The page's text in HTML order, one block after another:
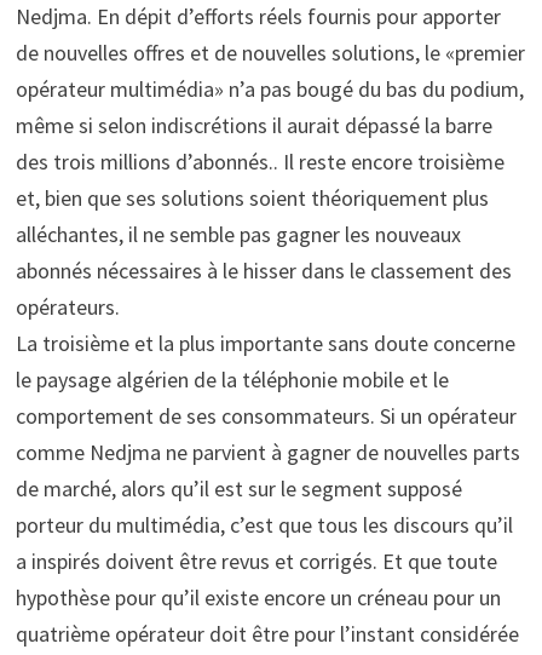
Nedjma. En dépit d’efforts réels fournis pour apporter
de nouvelles offres et de nouvelles solutions, le «premier
opérateur multimédia» n’a pas bougé du bas du podium,
même si selon indiscrétions il aurait dépassé la barre
des trois millions d’abonnés.. Il reste encore troisième
et, bien que ses solutions soient théoriquement plus
alléchantes, il ne semble pas gagner les nouveaux
abonnés nécessaires à le hisser dans le classement des
opérateurs.
La troisième et la plus importante sans doute concerne
le paysage algérien de la téléphonie mobile et le
comportement de ses consommateurs. Si un opérateur
comme Nedjma ne parvient à gagner de nouvelles parts
de marché, alors qu’il est sur le segment supposé
porteur du multimédia, c’est que tous les discours qu’il
a inspirés doivent être revus et corrigés. Et que toute
hypothèse pour qu’il existe encore un créneau pour un
quatrième opérateur doit être pour l’instant considérée